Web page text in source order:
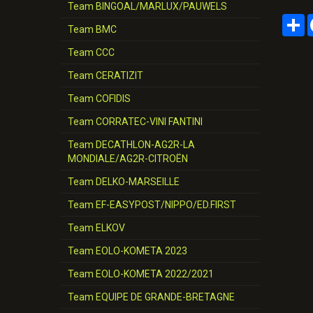
Team BINGOAL/MARLUX/PAUWELS
Team BMC
Team CCC
Team CERATIZIT
Team COFIDIS
Team CORRATEC-VINI FANTINI
Team DECATHLON-AG2R-LA
MONDIALE/AG2R-CITROËN
Team DELKO-MARSEILLE
Team EF-EASYPOST/NIPPO/ED.FIRST
Team ELKOV
Team EOLO-KOMETA 2023
Team EOLO-KOMETA 2022/2021
Team EQUIPE DE GRANDE-BRETAGNE